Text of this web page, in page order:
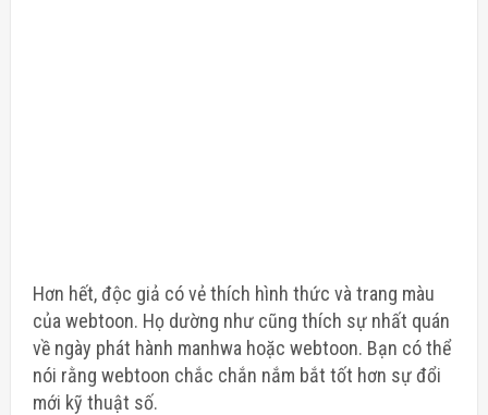
Hơn hết, độc giả có vẻ thích hình thức và trang màu
của webtoon. Họ dường như cũng thích sự nhất quán
về ngày phát hành manhwa hoặc webtoon. Bạn có thể
nói rằng webtoon chắc chắn nắm bắt tốt hơn sự đổi
mới kỹ thuật số.